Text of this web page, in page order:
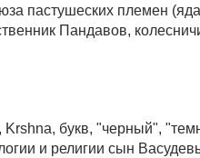
пастушеских племен
Пандавов,
букв, "черный",
и религии сын